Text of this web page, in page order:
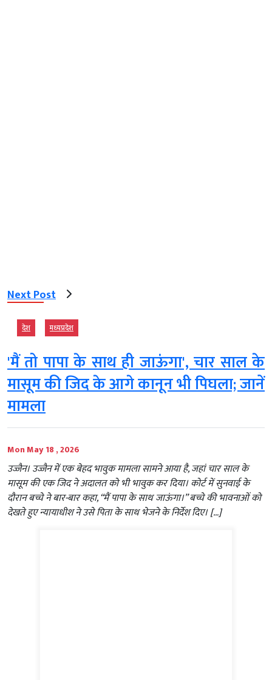
Next Post
देश मध्‍यप्रदेश
'मैं तो पापा के साथ ही जाऊंगा', चार साल के
मासूम की जिद के आगे कानून भी पिघला; जानें
मामला
Mon May 18 , 2026
उज्जैन। उज्जैन में एक बेहद भावुक मामला सामने आया है, जहां चार साल के
मासूम की एक जिद ने अदालत को भी भावुक कर दिया। कोर्ट में सुनवाई के
दौरान बच्चे ने बार-बार कहा, “मैं पापा के साथ जाऊंगा।” बच्चे की भावनाओं को
देखते हुए न्यायाधीश ने उसे पिता के साथ भेजने के निर्देश दिए। […]